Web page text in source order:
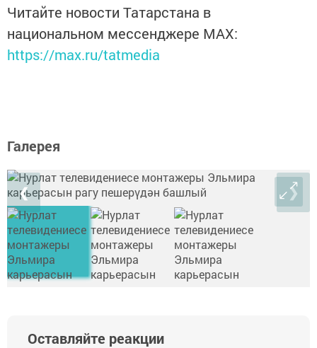
Читайте новости Татарстана в
национальном мессенджере MАХ:
https://max.ru/tatmedia
Галерея
❮ ❯
Оставляйте реакции